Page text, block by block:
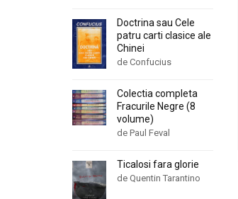
Doctrina sau Cele
patru carti clasice ale
Chinei
de Confucius
Colectia completa
Fracurile Negre (8
volume)
de Paul Feval
Ticalosi fara glorie
de Quentin Tarantino